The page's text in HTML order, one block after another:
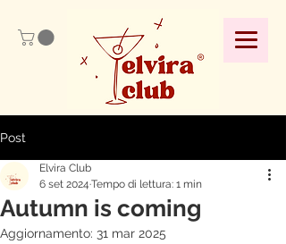
Post
Autumn is coming
Elvira Club
6 set 2024 Tempo di lettura: 1 min
Aggiornamento: 31 mar 2025